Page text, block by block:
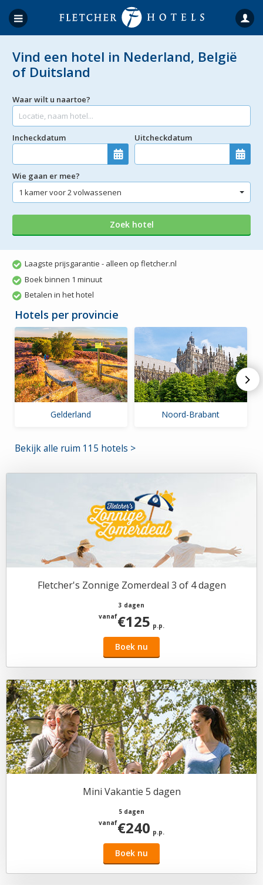
Vind een hotel in Nederland, België
of Duitsland
Waar wilt u naartoe?
Incheckdatum Uitcheckdatum
Wie gaan er mee?
Laagste prijsgarantie - alleen op fletcher.nl
Boek binnen 1 minuut
Betalen in het hotel
Hotels per provincie
Gelderland Noord-Brabant
Bekijk alle ruim 115 hotels >
Fletcher's Zonnige Zomerdeal 3 of 4 dagen
3 dagen
vanaf€125 p.p.
Boek nu
Mini Vakantie 5 dagen
5 dagen
vanaf€240 p.p.
Boek nu